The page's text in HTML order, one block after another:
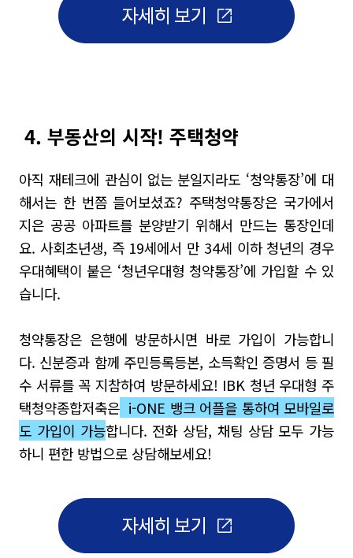
4. 부동산의 시작! 주택청약
아직 재테크에 관심이 없는 분일지라도 ‘청약통장’에 대
해서는 한 번쯤 들어보셨죠? 주택청약통장은 국가에서
지은 공공 아파트를 분양받기 위해서 만드는 통장인데
요. 사회초년생, 즉 19세에서 만 34세 이하 청년의 경우
우대혜택이 붙은 ‘청년우대형 청약통장’에 가입할 수 있
습니다.
청약통장은 은행에 방문하시면 바로 가입이 가능합니
다. 신분증과 함께 주민등록등본, 소득확인 증명서 등 필
수 서류를 꼭 지참하여 방문하세요! IBK 청년 우대형 주
택청약종합저축은 i-ONE 뱅크 어플을 통하여 모바일로
도 가입이 가능합니다. 전화 상담, 채팅 상담 모두 가능
하니 편한 방법으로 상담해보세요!